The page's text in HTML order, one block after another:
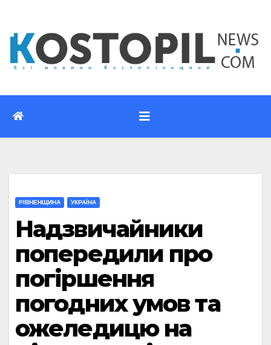
вмісту
РІВНЕНЩИНА УКРАЇНА
Надзвичайники
попередили про
погіршення
погодних умов та
ожеледицю на